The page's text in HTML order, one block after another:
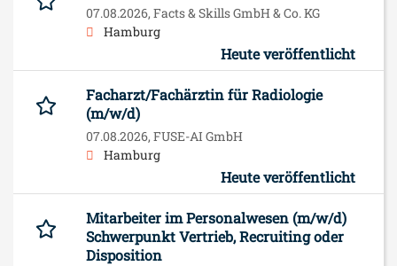
07.08.2026, Facts & Skills GmbH & Co. KG
Hamburg
Heute veröffentlicht
Facharzt/Fachärztin für Radiologie
(m/w/d)
07.08.2026, FUSE-AI GmbH
Hamburg
Heute veröffentlicht
Mitarbeiter im Personalwesen (m/w/d)
Schwerpunkt Vertrieb, Recruiting oder
Disposition